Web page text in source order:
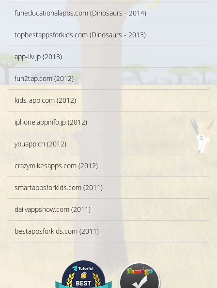
funeducationalapps.com (Dinosaurs - 2014)
topbestappsforkids.com (Dinosaurs - 2013)
app-liv.jp (2013)
fun2tap.com (2012)
kids-app.com (2012)
iphone.appinfo.jp (2012)
youapp.cn (2012)
crazymikesapps.com (2012)
smartappsforkids.com (2011)
dailyappshow.com (2011)
bestappsforkids.com (2011)